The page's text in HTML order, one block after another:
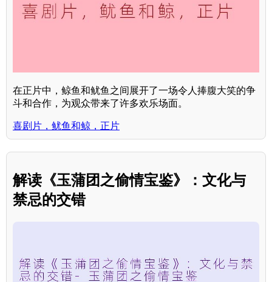
在正片中，鲸鱼和鱿鱼之间展开了一场令人捧腹大笑的争
斗和合作，为观众带来了许多欢乐场面。
喜剧片，鱿鱼和鲸，正片
解读《玉蒲团之偷情宝鉴》：文化与
禁忌的交错